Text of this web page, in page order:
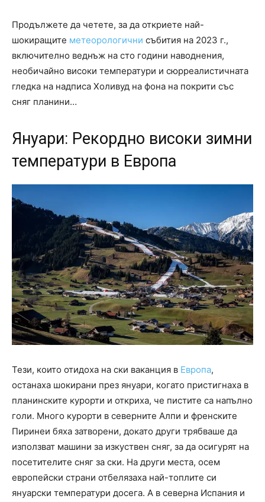
Продължете да четете, за да откриете най-
шокиращите метеорологични събития на 2023 г.,
включително веднъж на сто години наводнения,
необичайно високи температури и сюрреалистичната
гледка на надписа Холивуд на фона на покрити със
сняг планини…
Януари: Рекордно високи зимни
температури в Европа
Тези, които отидоха на ски ваканция в Европа,
останаха шокирани през януари, когато пристигнаха в
планинските курорти и откриха, че пистите са напълно
голи. Много курорти в северните Алпи и френските
Пиринеи бяха затворени, докато други трябваше да
използват машини за изкуствен сняг, за да осигурят на
посетителите сняг за ски. На други места, осем
европейски страни отбелязаха най-топлите си
януарски температури досега. А в северна Испания и